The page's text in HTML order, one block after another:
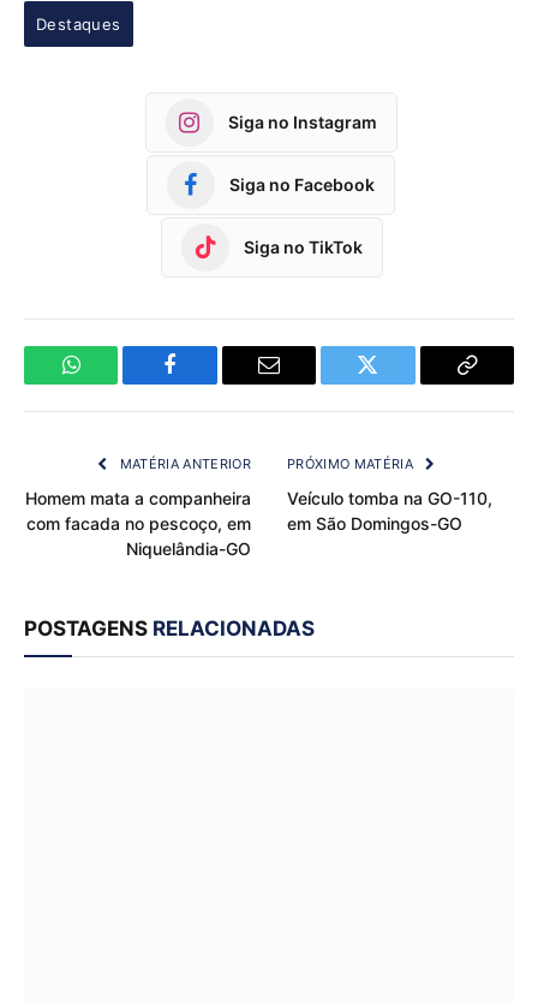
Destaques
Siga no Instagram
Siga no Facebook
Siga no TikTok
WhatsApp Facebook Email Twitter
Copy
MATÉRIA ANTERIOR
Homem mata a companheira
com facada no pescoço, em
Niquelândia-GO
PRÓXIMO MATÉRIA
Veículo tomba na GO-110,
em São Domingos-GO
POSTAGENS RELACIONADAS